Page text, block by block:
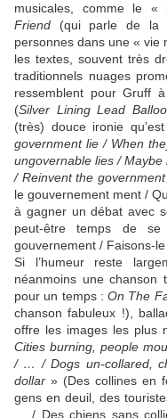
musicales, comme le
Friend (qui parle de la
personnes dans une « vie
les textes, souvent très
traditionnels nuages
ressemblent pour Gruff
(Silver Lining Lead
(très) douce ironie qu’est
government lie / When
ungovernable lies /
/ Reinvent the
le gouvernement ment /
à gagner un débat avec
peut-être temps de
gouvernement / Faisons-le
Si l’humeur reste
néanmoins une chanson
pour un temps :On The
chanson fabuleux !),
offre les images les plus
Cities burning, people
/ … / Dogs un-collared,
dollar » (Des collines en
gens en deuil, des
… / Des chiens sans